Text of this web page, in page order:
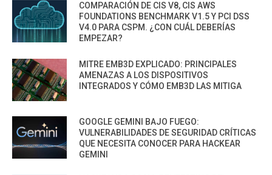
COMPARACIÓN DE CIS V8, CIS AWS
FOUNDATIONS BENCHMARK V1.5 Y PCI DSS
V4.0 PARA CSPM. ¿CON CUÁL DEBERÍAS
EMPEZAR?
MITRE EMB3D EXPLICADO: PRINCIPALES
AMENAZAS A LOS DISPOSITIVOS
INTEGRADOS Y CÓMO EMB3D LAS MITIGA
GOOGLE GEMINI BAJO FUEGO:
VULNERABILIDADES DE SEGURIDAD CRÍTICAS
QUE NECESITA CONOCER PARA HACKEAR
GEMINI